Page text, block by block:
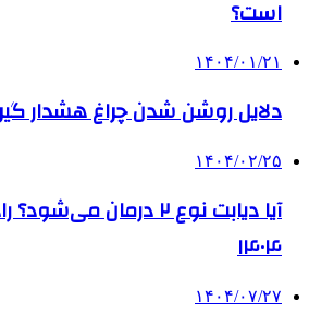
است؟
۱۴۰۴/۰۱/۲۱
دلایل روشن شدن چراغ هشدار
۱۴۰۴/۰۲/۲۵
آیا دیابت نوع ۲ درمان
۱۴۰۴
۱۴۰۴/۰۷/۲۷